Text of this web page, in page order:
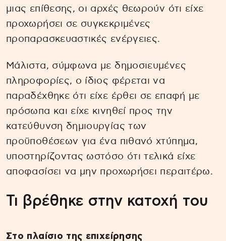
μιας επίθεσης, οι αρχές θεωρούν ότι είχε
προχωρήσει σε συγκεκριμένες
προπαρασκευαστικές ενέργειες.
Μάλιστα, σύμφωνα με δημοσιευμένες
πληροφορίες, ο ίδιος φέρεται να
παραδέχθηκε ότι είχε έρθει σε επαφή με
πρόσωπα και είχε κινηθεί προς την
κατεύθυνση δημιουργίας των
προϋποθέσεων για ένα πιθανό χτύπημα,
υποστηρίζοντας ωστόσο ότι τελικά είχε
αποφασίσει να μην προχωρήσει περαιτέρω.
Τι βρέθηκε στην κατοχή του
Στο πλαίσιο της επιχείρησης